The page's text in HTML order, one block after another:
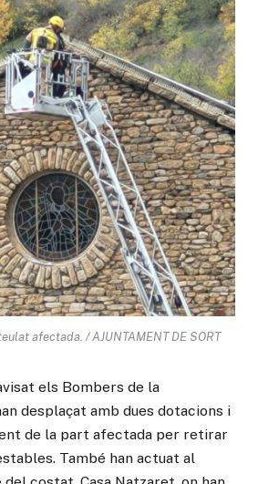
afectada. / AJUNTAMENT DE SORT
els Bombers de la
desplaçat amb dues dotacions i
de la part afectada per retirar
També han actuat al